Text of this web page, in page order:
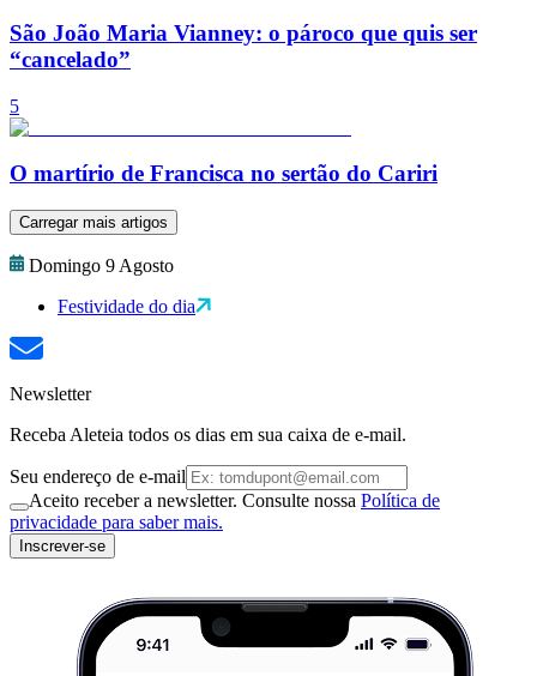
São João Maria Vianney: o pároco que quis ser
“cancelado”
5
O martírio de Francisca no sertão do Cariri
Carregar mais artigos
Domingo 9 Agosto
Festividade do dia
Newsletter
Receba Aleteia todos os dias em sua caixa de e-mail.
Seu endereço de e-mail
Aceito receber a newsletter. Consulte nossa Política de
privacidade para saber mais.
Inscrever-se